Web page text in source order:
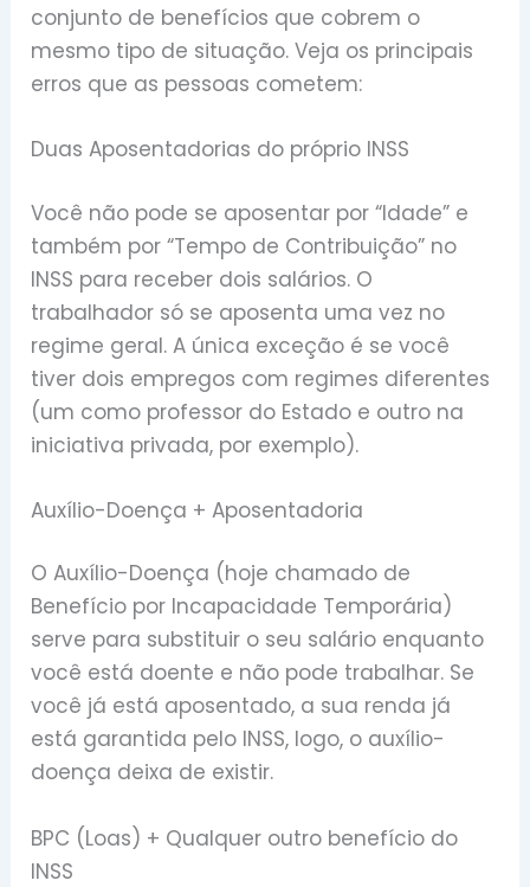
conjunto de benefícios que cobrem o
mesmo tipo de situação. Veja os principais
erros que as pessoas cometem:
Duas Aposentadorias do próprio INSS
Você não pode se aposentar por “Idade” e
também por “Tempo de Contribuição” no
INSS para receber dois salários. O
trabalhador só se aposenta uma vez no
regime geral. A única exceção é se você
tiver dois empregos com regimes diferentes
(um como professor do Estado e outro na
iniciativa privada, por exemplo).
Auxílio-Doença + Aposentadoria
O Auxílio-Doença (hoje chamado de
Benefício por Incapacidade Temporária)
serve para substituir o seu salário enquanto
você está doente e não pode trabalhar. Se
você já está aposentado, a sua renda já
está garantida pelo INSS, logo, o auxílio-
doença deixa de existir.
BPC (Loas) + Qualquer outro benefício do
INSS